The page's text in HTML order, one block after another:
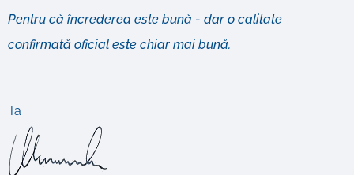
Pentru că încrederea este bună - dar o calitate
confirmată oficial este chiar mai bună.
Ta